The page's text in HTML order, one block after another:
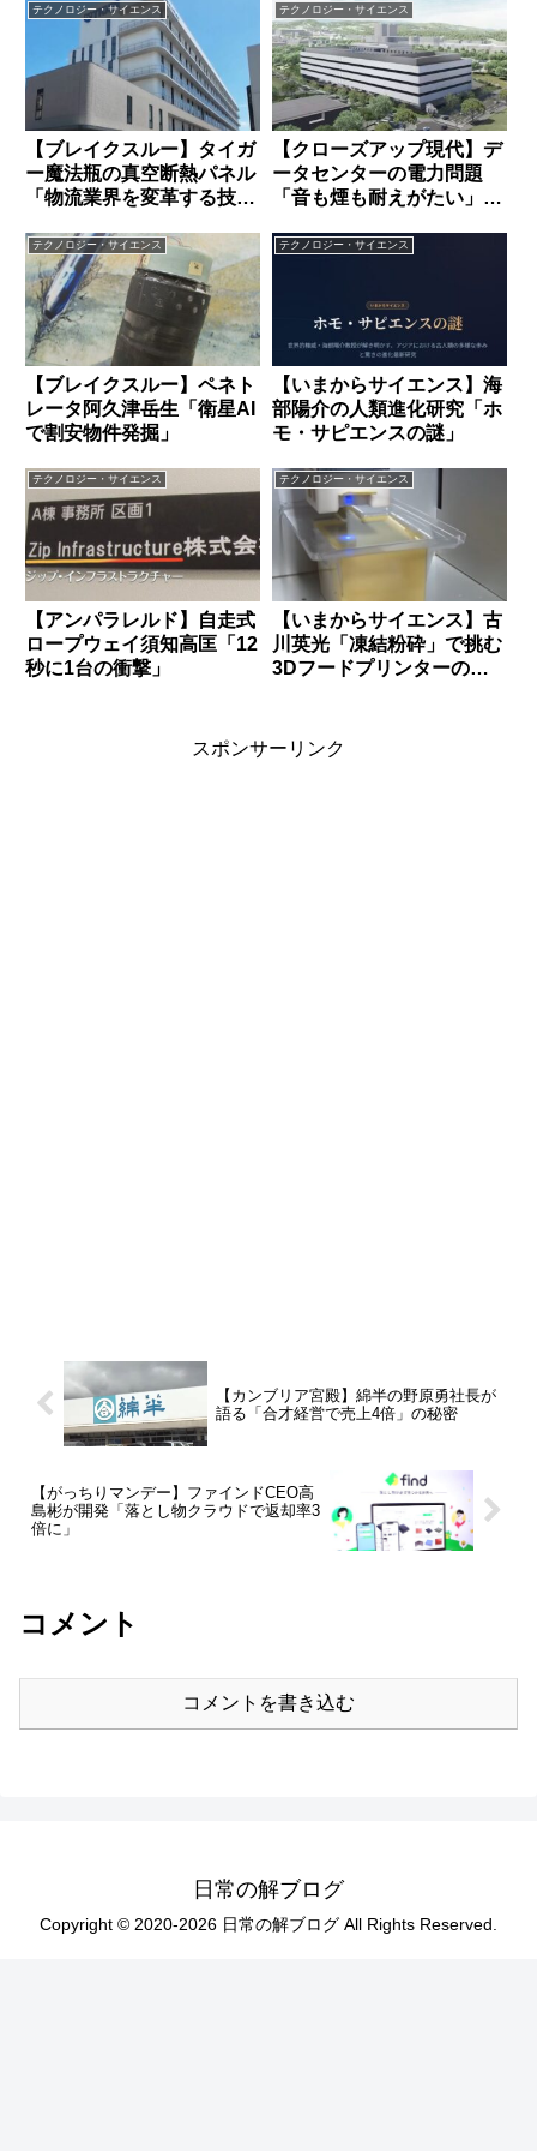
テクノロジー・サイエンス
【ブレイクスルー】タイガ
ー魔法瓶の真空断熱パネル
「物流業界を変革する技術
テクノロジー・サイエンス
【クローズアップ現代】デ
ータセンターの電力問題
「音も煙も耐えがたい」住
テクノロジー・サイエンス
【ブレイクスルー】ペネト
レータ阿久津岳生「衛星AI
で割安物件発掘」
テクノロジー・サイエンス
【いまからサイエンス】海
部陽介の人類進化研究「ホ
モ・サピエンスの謎」
テクノロジー・サイエンス
【アンパラレルド】自走式
ロープウェイ須知高匡「12
秒に1台の衝撃」
テクノロジー・サイエンス
【いまからサイエンス】古
川英光「凍結粉砕」で挑む
3Dフードプリンターの全
スポンサーリンク
【カンブリア宮殿】綿半の野原勇社長が
語る「合才経営で売上4倍」の秘密
【がっちりマンデー】ファインドCEO高
島彬が開発「落とし物クラウドで返却率3
倍に」
コメント
コメントを書き込む
日常の解ブログ
Copyright © 2020-2026 日常の解ブログ All Rights Reserved.